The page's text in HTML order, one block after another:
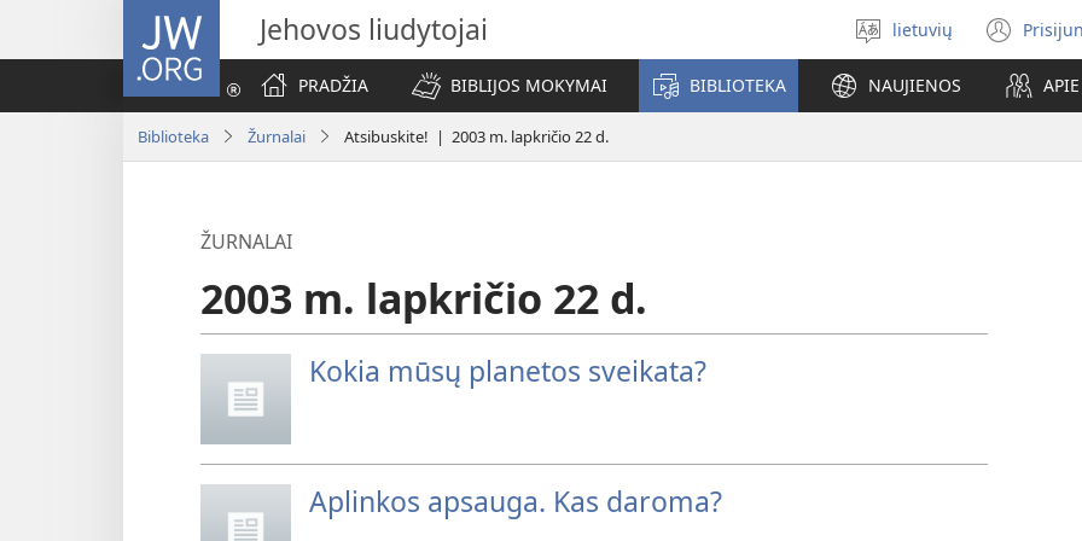
JW.ORG Jehovos liudytojai
Pasirinkite
kalbą
lietuvių
PRADŽIA
BIBLIJOS MOKYMAI BIBLIOTEKA NAUJIENOS
Biblioteka Žurnalai Atsibuskite! | 2003 m. lapkričio 22 d.
ŽURNALAI
2003 m. lapkričio 22 d.
Kokia mūsų planetos sveikata?
Aplinkos apsauga. Kas daroma?